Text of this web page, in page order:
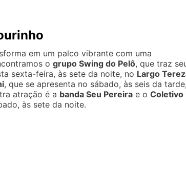
em um palco vibrante com uma
o grupo Swing do Pelô, que traz
sexta-feira, às sete da noite, no Largo
, que se apresenta no sábado, às seis da
atração é a banda Seu Pereira e o Coletivo
às sete da noite.